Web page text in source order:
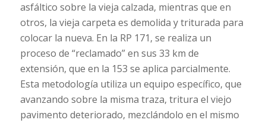
asfáltico sobre la vieja calzada, mientras que en
otros, la vieja carpeta es demolida y triturada para
colocar la nueva. En la RP 171, se realiza un
proceso de “reclamado” en sus 33 km de
extensión, que en la 153 se aplica parcialmente.
Esta metodología utiliza un equipo específico, que
avanzando sobre la misma traza, tritura el viejo
pavimento deteriorado, mezclándolo en el mismo